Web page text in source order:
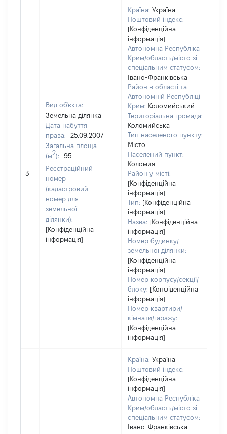
3
Вид об'єкта:
Земельна ділянка
Дата набуття
права:
25.09.2007
Загальна площа
(м2):
95
Реєстраційний
номер
(кадастровий
номер для
земельної
ділянки):
[Конфіденційна
інформація]
Країна: Україна
Поштовий індекс:
[Конфіденційна
інформація]
Автономна Республіка
Крим/область/місто зі
спеціальним статусом:
Івано-Франківська
Район в області та
Автономній Республіці
Крим: Коломийський
Територіальна громада:
Коломийська
Тип населеного пункту:
Місто
Населений пункт:
Коломия
Район у місті:
[Конфіденційна
інформація]
Тип: [Конфіденційна
інформація]
Назва: [Конфіденційна
інформація]
Номер будинку/
земельної ділянки:
[Конфіденційна
інформація]
Номер корпусу/секції/
блоку: [Конфіденційна
інформація]
Номер квартири/
кімнати/гаражу:
[Конфіденційна
інформація]
Країна: Україна
Поштовий індекс:
[Конфіденційна
інформація]
Автономна Республіка
Крим/область/місто зі
спеціальним статусом:
Івано-Франківська